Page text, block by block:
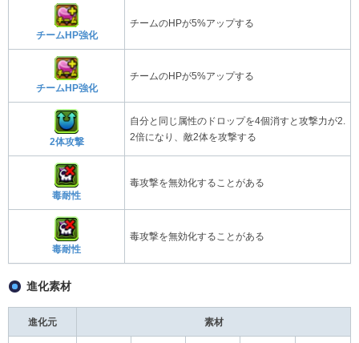
チームHP強化
チームのHPが5%アップする
チームHP強化
チームのHPが5%アップする
2体攻撃
自分と同じ属性のドロップを4個消すと攻撃力が2.
2倍になり、敵2体を攻撃する
毒耐性
毒攻撃を無効化することがある
毒耐性
毒攻撃を無効化することがある
進化素材
進化元 素材